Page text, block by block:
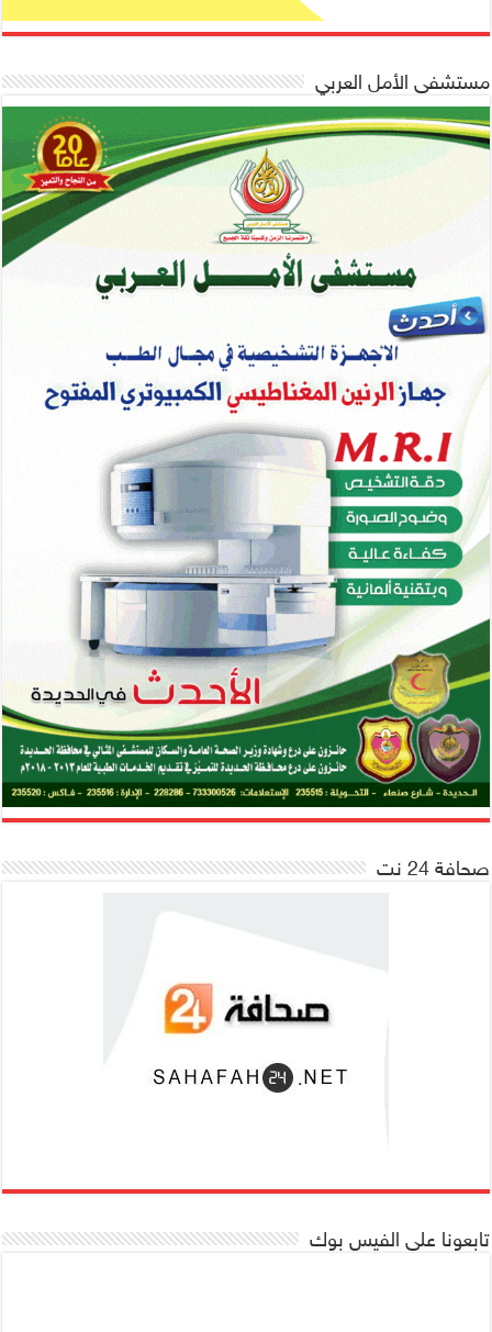
مستشفى الأمل العربي
صحافة 24 نت
تابعونا على الفيس بوك